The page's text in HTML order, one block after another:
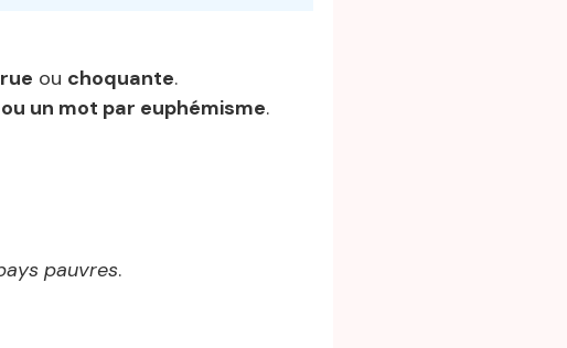
ou choquante.
un mot par euphémisme.
pauvres.